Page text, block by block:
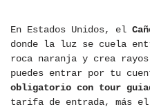
En Estados Unidos, el
donde la luz se cuela
roca naranja y crea
puedes entrar por tu
obligatorio con tour
tarifa de entrada, más